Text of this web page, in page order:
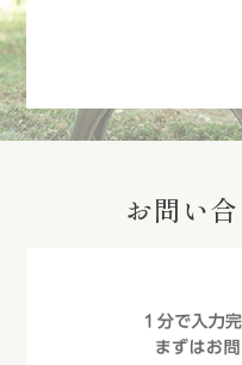
お問い